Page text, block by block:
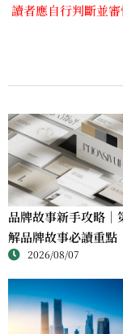
讀者應自行判斷並
品牌故事新手攻略｜
解品牌故事必讀重點
2026/08/07